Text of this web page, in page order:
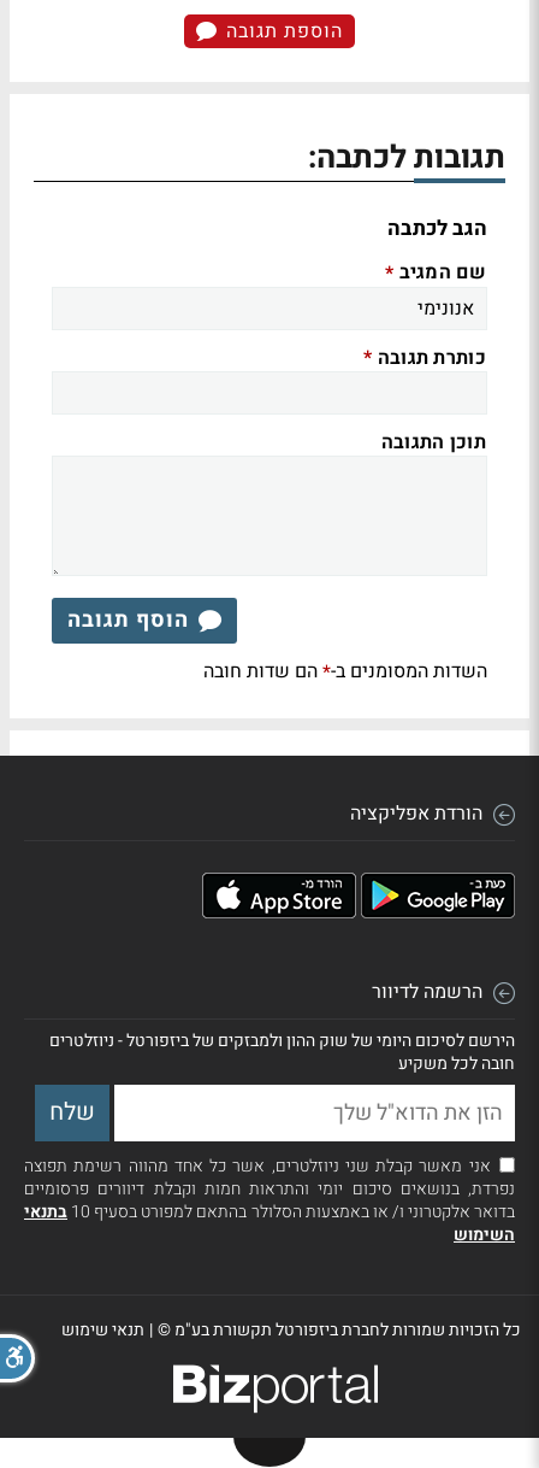
הוספת תגובה
תגובות לכתבה:
הגב לכתבה
שם המגיב *
כותרת תגובה *
תוכן התגובה
הוסף תגובה
השדות המסומנים ב-*הם שדות חובה
הורדת אפליקציה
הרשמה לדיוור
הירשם לסיכום היומי של שוק ההון ולמבזקים של ביזפורטל - ניוזלטרים
חובה לכל משקיע
אני מאשר קבלת שני ניוזלטרים, אשר כל אחד מהווה רשימת תפוצה
נפרדת, בנושאים סיכום יומי והתראות חמות וקבלת דיוורים פרסומיים
בדואר אלקטרוני ו/ או באמצעות הסלולר בהתאם למפורט בסעיף 10
בתנאי
השימוש
כל הזכויות שמורות לחברת ביזפורטל תקשורת בע"מ ©| תנאי שימוש